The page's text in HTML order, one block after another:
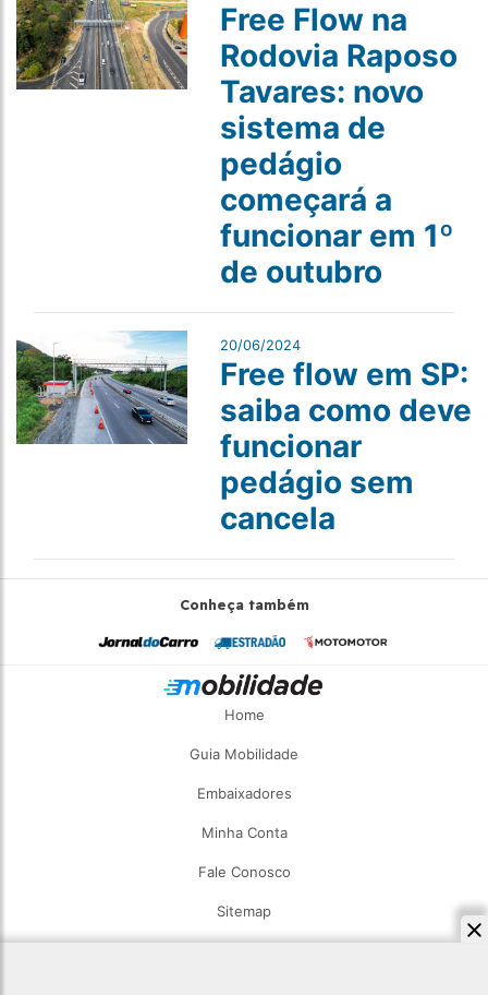
Free Flow na
Rodovia Raposo
Tavares: novo
sistema de
pedágio
começará a
funcionar em 1º
de outubro
20/06/2024
Free flow em SP:
saiba como deve
funcionar
pedágio sem
cancela
Conheça também
Home
Guia Mobilidade
Embaixadores
Minha Conta
Fale Conosco
Sitemap